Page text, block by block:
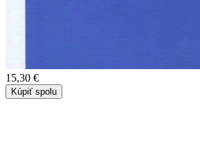
15,30 €
Kúpiť spolu